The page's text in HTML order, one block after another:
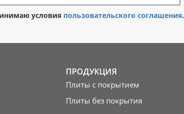
условия пользовательского соглашения.
ПРОДУКЦИЯ
Плиты с покрытием
Плиты без покрытия